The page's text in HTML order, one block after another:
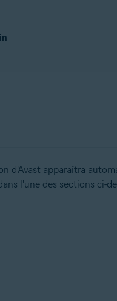
apparaîtra
l'une des sections ci-